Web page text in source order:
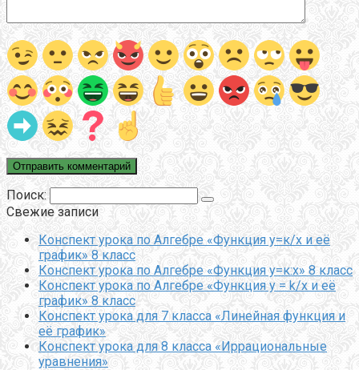
Поиск:
Свежие записи
Конспект урока по Алгебре «Функция у=к/х и её
график» 8 класс
Конспект урока по Алгебре «Функция у=к:х» 8 класс
Конспект урока по Алгебре «Функция y = k/x и её
график» 8 класс
Конспект урока для 7 класса «Линейная функция и
её график»
Конспект урока для 8 класса «Иррациональные
уравнения»